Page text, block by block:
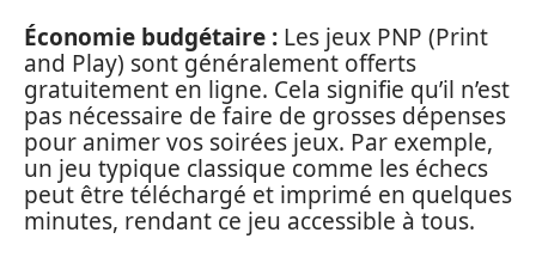
Économie budgétaire : Les jeux PNP (Print
and Play) sont généralement offerts
gratuitement en ligne. Cela signifie qu’il n’est
pas nécessaire de faire de grosses dépenses
pour animer vos soirées jeux. Par exemple,
un jeu typique classique comme les échecs
peut être téléchargé et imprimé en quelques
minutes, rendant ce jeu accessible à tous.